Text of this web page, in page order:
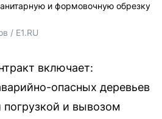
и формовочную обрезку
/ E1.RU
включает:
опасных деревьев
и вывозом